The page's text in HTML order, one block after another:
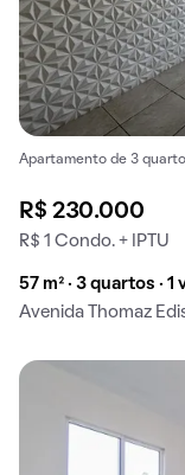
Apartamento de 3
R$ 230.000
R$ 1 Condo. + IPTU
57 m² · 3 quartos · 1
Avenida Thomaz